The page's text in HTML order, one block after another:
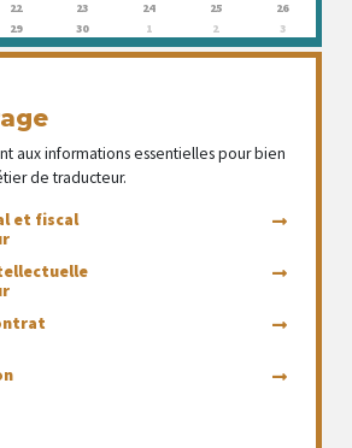
22 23 24 25
26
29 30 1 2 3
aux informations essentielles pour bien
de traducteur.
et fiscal